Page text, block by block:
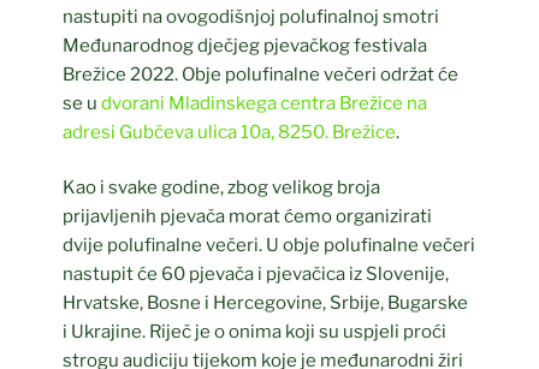
nastupiti na ovogodišnjoj polufinalnoj smotri
Međunarodnog dječjeg pjevačkog festivala
Brežice 2022. Obje polufinalne večeri održat će
se udvorani Mladinskega centra Brežice na
adresi Gubčeva ulica 10a, 8250. Brežice.
Kao i svake godine, zbog velikog broja
prijavljenih pjevača morat ćemo organizirati
dvije polufinalne večeri. U obje polufinalne večeri
nastupit će 60 pjevača i pjevačica iz Slovenije,
Hrvatske, Bosne i Hercegovine, Srbije, Bugarske
i Ukrajine. Riječ je o onima koji su uspjeli proći
strogu audiciju tijekom koje je međunarodni žiri